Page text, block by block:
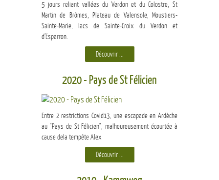
5 jours reliant vallées du Verdon et du Colostre, St
Martin de Brômes, Plateau de Valensole, Moustiers-
Sainte-Marie, lacs de Sainte-Croix du Verdon et
d’Esparron.
Découvrir ...
2020 - Pays de St Félicien
Entre 2 restrictions Covid13, une escapade en Ardèche
au "Pays de St Félicien", malheureusement écourtée à
cause dela tempête Alex
Découvrir ...